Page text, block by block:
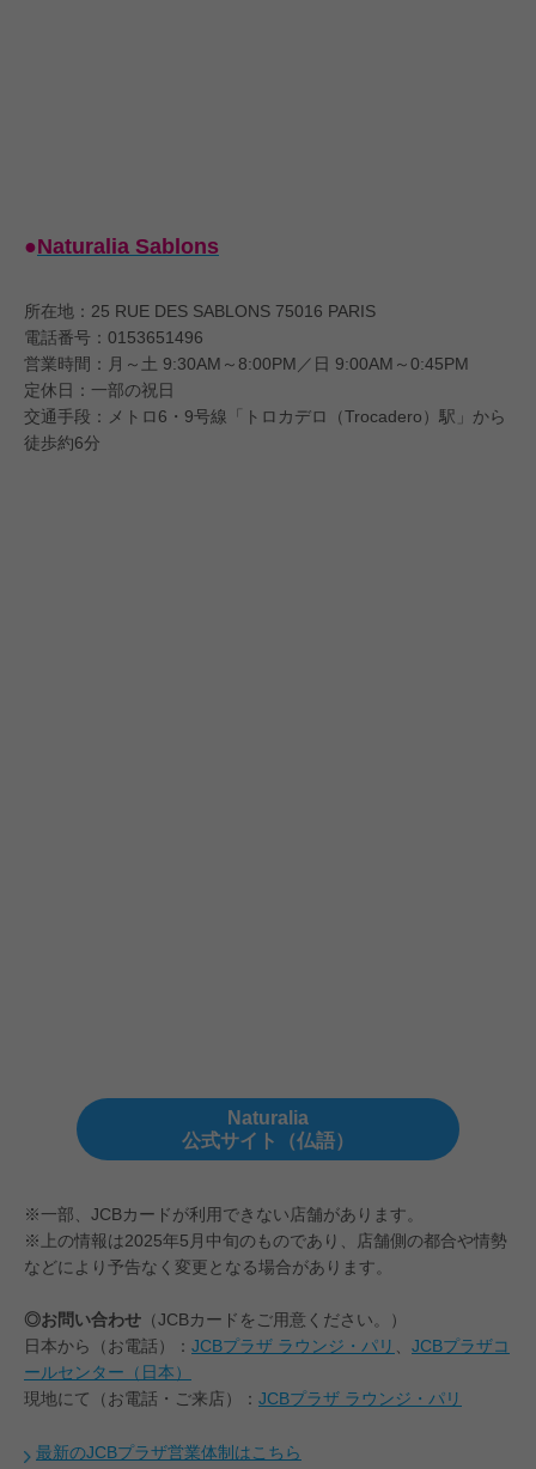
●Naturalia Sablons
所在地：25 RUE DES SABLONS 75016 PARIS
電話番号：0153651496
営業時間：月～土 9:30AM～8:00PM／日 9:00AM～0:45PM
定休日：一部の祝日
交通手段：メトロ6・9号線「トロカデロ（Trocadero）駅」から
徒歩約6分
Naturalia
公式サイト（仏語）
※一部、JCBカードが利用できない店舗があります。
※上の情報は2025年5月中旬のものであり、店舗側の都合や情勢
などにより予告なく変更となる場合があります。
◎お問い合わせ （JCBカードをご用意ください。）
日本から（お電話）： JCBプラザ ラウンジ・パリ
JCBプラザコ
ールセンター（日本）
現地にて（お電話・ご来店）： JCBプラザ ラウンジ・パリ
最新のJCBプラザ営業体制はこちら